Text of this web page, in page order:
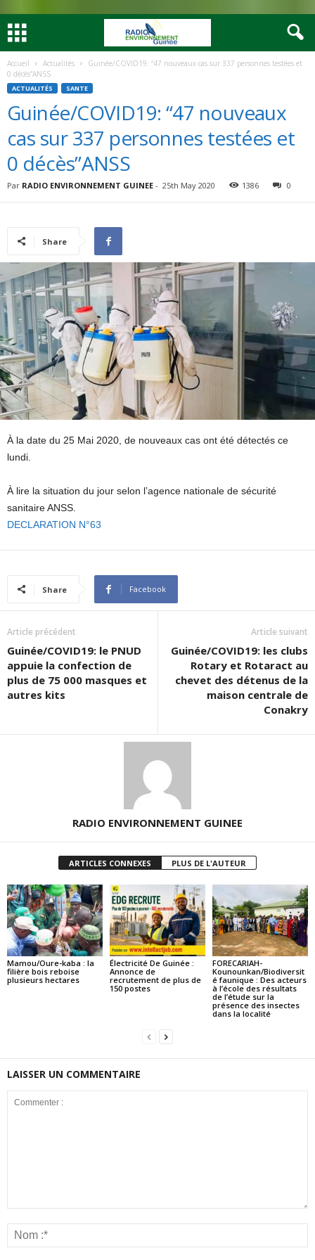
Accueil Actualités
Guinée/COVID19: “47 nouveaux cas sur 337 personnes testées et
0 décès”ANSS
ACTUALITÉS SANTE
Guinée/COVID19: “47 nouveaux
cas sur 337 personnes testées et
0 décès”ANSS
Par RADIO ENVIRONNEMENT GUINEE - 25th May 2020 1386 0
Share
À la date du 25 Mai 2020, de nouveaux cas ont été détectés ce
lundi.
À lire la situation du jour selon l’agence nationale de sécurité
sanitaire ANSS.
DECLARATION N°63
Share Facebook
Article précédent
Guinée/COVID19: le PNUD
appuie la confection de
plus de 75 000 masques et
autres kits
Article suivant
Guinée/COVID19: les clubs
Rotary et Rotaract au
chevet des détenus de la
maison centrale de
Conakry
RADIO ENVIRONNEMENT GUINEE
ARTICLES CONNEXES PLUS DE L'AUTEUR
Mamou/Oure-kaba : la
filière bois reboise
plusieurs hectares
Électricité De Guinée :
Annonce de
recrutement de plus de
150 postes
FORECARIAH-
Kounounkan/Biodiversit
é faunique : Des acteurs
à l’école des résultats
de l’étude sur la
présence des insectes
dans la localité
LAISSER UN COMMENTAIRE